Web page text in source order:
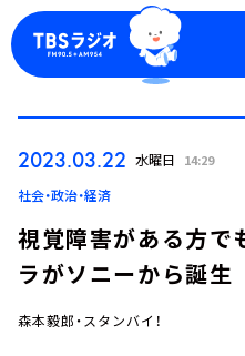
2023.03.22 水曜日 14:29
社会・政治・経済
視覚障害がある方で
ラがソニーから誕生
森本毅郎・スタンバイ！